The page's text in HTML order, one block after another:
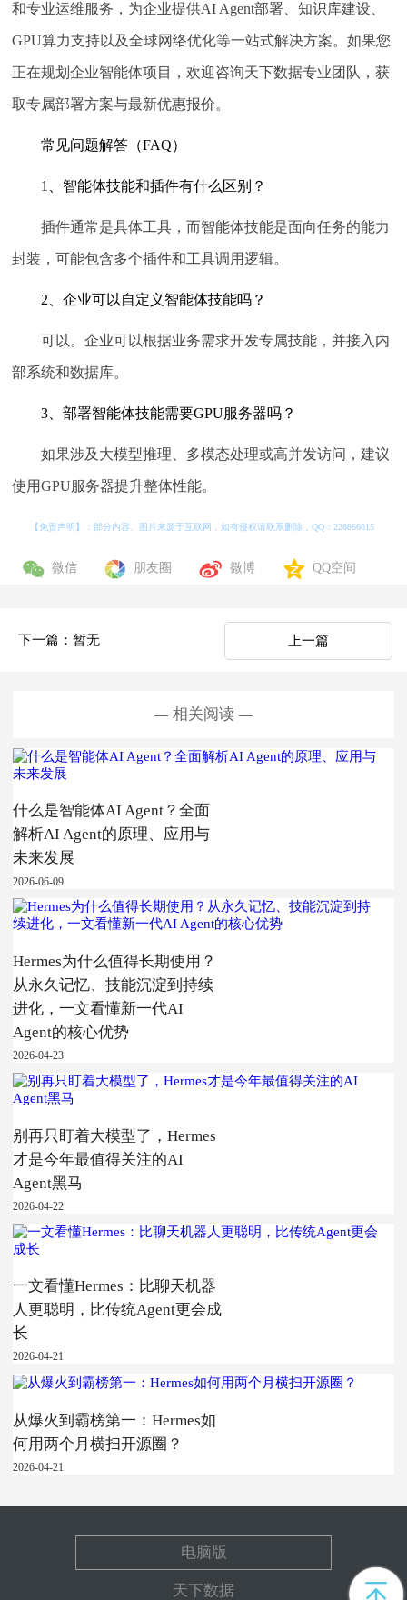
和专业运维服务，为企业提供AI Agent部署、知识库建设、
GPU算力支持以及全球网络优化等一站式解决方案。如果您
正在规划企业智能体项目，欢迎咨询天下数据专业团队，获
取专属部署方案与最新优惠报价。
常见问题解答（FAQ）
1、智能体技能和插件有什么区别？
插件通常是具体工具，而智能体技能是面向任务的能力
封装，可能包含多个插件和工具调用逻辑。
2、企业可以自定义智能体技能吗？
可以。企业可以根据业务需求开发专属技能，并接入内
部系统和数据库。
3、部署智能体技能需要GPU服务器吗？
如果涉及大模型推理、多模态处理或高并发访问，建议
使用GPU服务器提升整体性能。
【免责声明】：部分内容、图片来源于互联网，如有侵权请联系删除，QQ：228866015
微信 朋友圈 微博 QQ空间
下一篇：暂无 上一篇
相关阅读
什么是智能体AI Agent？全面
解析AI Agent的原理、应用与
未来发展
2026-06-09
Hermes为什么值得长期使用？
从永久记忆、技能沉淀到持续
进化，一文看懂新一代AI
Agent的核心优势
2026-04-23
别再只盯着大模型了，Hermes
才是今年最值得关注的AI
Agent黑马
2026-04-22
一文看懂Hermes：比聊天机器
人更聪明，比传统Agent更会成
长
2026-04-21
从爆火到霸榜第一：Hermes如
何用两个月横扫开源圈？
2026-04-21
电脑版
天下数据